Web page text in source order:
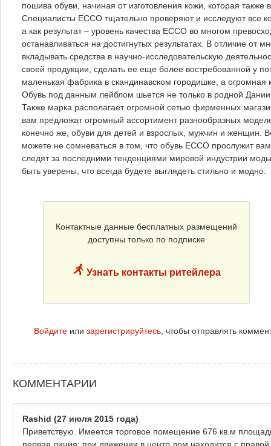
пошива обуви, начиная от изготовления кожи, которая
Специалисты ECCO тщательно проверяют и исследуют все
а как результат – уровень качества ECCO во многом
останавливаться на достигнутых результатах. В отличие от
вкладывать средства в научно-исследовательскую
своей продукции, сделать ее еще более востребованной у
маленькая фабрика в скандинавском городишке, а огромная
Обувь под данным лейблом шьется не только в родной
Также марка располагает огромной сетью фирменных
вам предложат огромный ассортимент разнообразных
конечно же, обуви для детей и взрослых, мужчин и женщин.
можете не сомневаться в том, что обувь ECCO прослужит
следят за последними тенденциями мировой индустрии
быть уверены, что всегда будете выглядеть стильно и модно.
Контактные данные бесплатных размещений
доступны только по подписке
Узнать контакты ритейлера
Войдите или зарегистрируйтесь, чтобы отправлять
КОММЕНТАРИИ
Rashid (27 июля 2015 года)
Приветствую. Имеется торговое помещение 676 кв.м
первая линия; при движении в центр дом находится с